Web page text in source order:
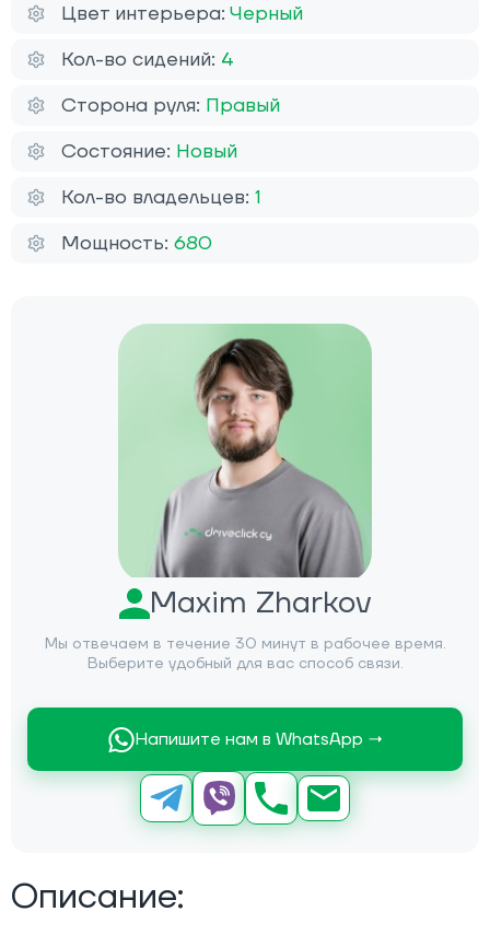
Maxim Zharkov
Мы отвечаем в течение 30 минут в рабочее время.
Выберите удобный для вас способ связи.
Напишите нам в WhatsApp →
Описание:
Цвет интерьера: Черный
Кол-во сидений: 4
Сторона руля: Правый
Состояние: Новый
Кол-во владельцев: 1
Мощность: 680